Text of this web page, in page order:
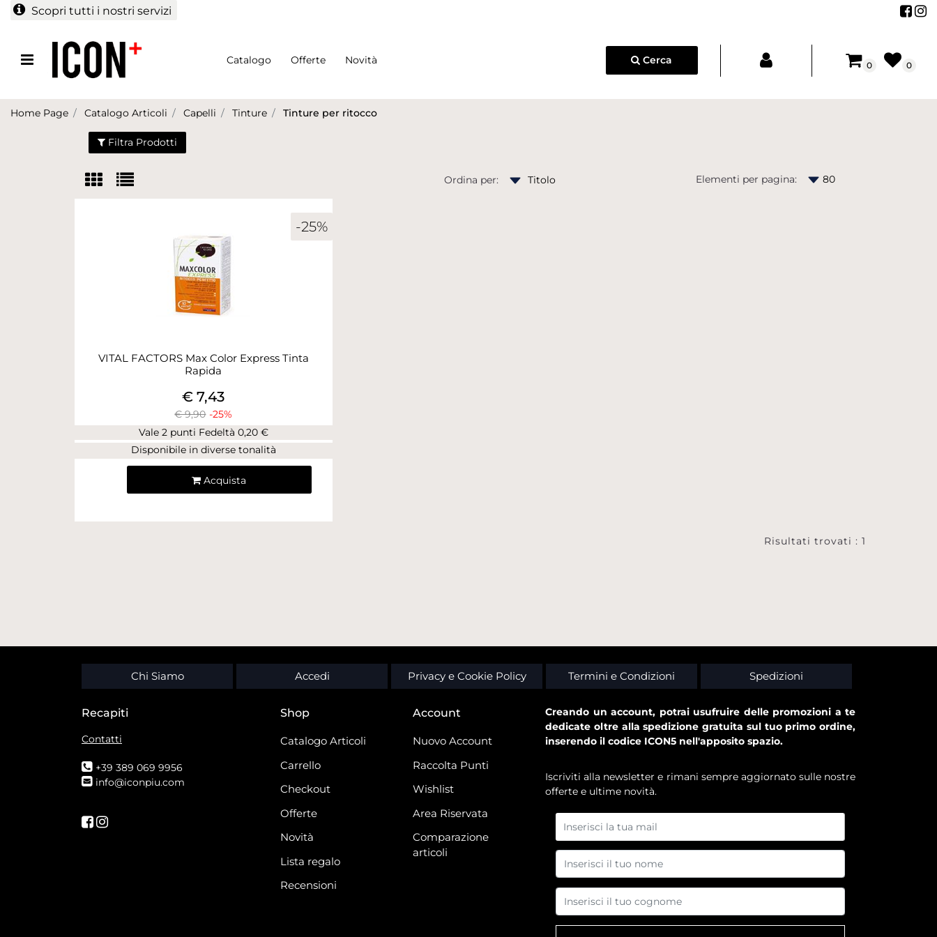
Scopri tutti i nostri servizi
Open menu Catalogo Offerte Novità Cerca 0 0
Home Page Catalogo Articoli Capelli Tinture Tinture per ritocco
Filtra Prodotti
Ordina per: Elementi per pagina:
-25%
VITAL FACTORS Max Color Express Tinta
Rapida
€ 9,90 -25%
€ 7,43
Vale 2 punti Fedeltà 0,20 €
Disponibile in diverse tonalità
Acquista
Risultati trovati : 1
Chi Siamo Accedi Privacy e Cookie Policy Termini e Condizioni Spedizioni
Recapiti
Contatti
+39 389 069 9956
info@iconpiu.com
Seguici su Facebook
Seguici su Instagram
Shop
Catalogo Articoli
Carrello
Checkout
Offerte
Novità
Lista regalo
Recensioni
Account
Nuovo Account
Raccolta Punti
Wishlist
Area Riservata
Comparazione
articoli
Creando un account, potrai usufruire delle promozioni a te
dedicate oltre alla spedizione gratuita sul tuo primo ordine,
inserendo il codice ICON5 nell'apposito spazio.
Iscriviti alla newsletter e rimani sempre aggiornato sulle nostre
offerte e ultime novità.